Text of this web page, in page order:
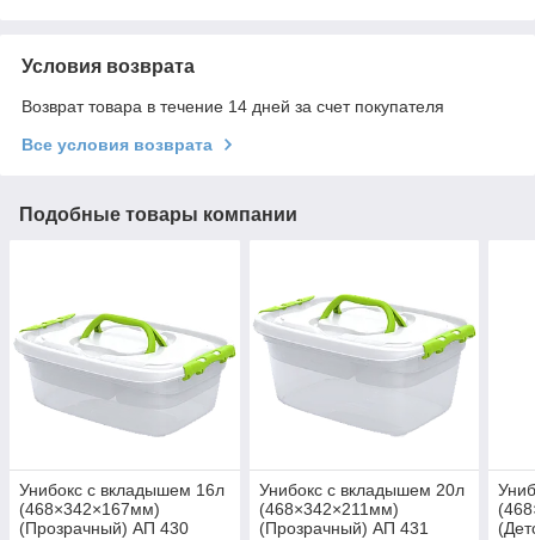
Условия возврата
Возврат товара в течение 14 дней за счет покупателя
Все условия возврата
Подобные товары компании
Унибокс с вкладышем 16л
(468×342×167мм)
(Прозрачный) АП 430
Унибокс с вкладышем 20л
(468×342×211мм)
(Прозрачный) АП 431